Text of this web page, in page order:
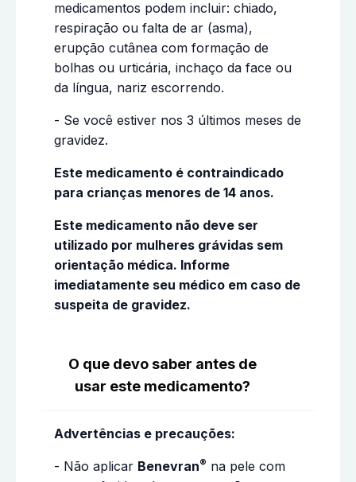
medicamentos podem incluir: chiado,
respiração ou falta de ar (asma),
erupção cutânea com formação de
bolhas ou urticária, inchaço da face ou
da língua, nariz escorrendo.
- Se você estiver nos 3 últimos meses de
gravidez.
Este medicamento é contraindicado
para crianças menores de 14 anos.
Este medicamento não deve ser
utilizado por mulheres grávidas sem
orientação médica. Informe
imediatamente seu médico em caso de
suspeita de gravidez.
O que devo saber antes de
usar este medicamento?
Advertências e precauções:
- Não aplicar Benevran® na pele com